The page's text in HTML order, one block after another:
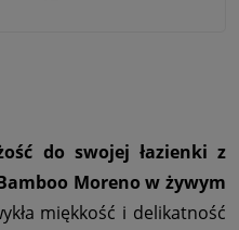
do swojej łazienki z
Moreno w żywym
miękkość i delikatność